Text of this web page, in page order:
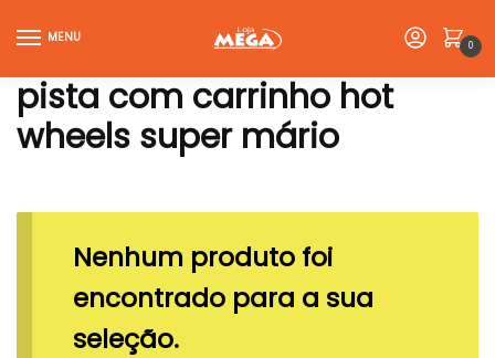
to
to
MENU
0
pista com carrinho hot
wheels super mário
Nenhum produto foi
encontrado para a sua
seleção.